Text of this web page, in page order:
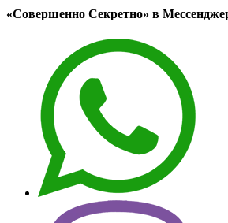
«Совершенно Секретно» в